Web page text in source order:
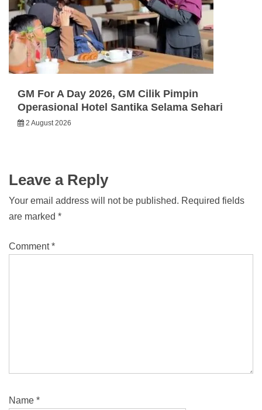
GM For A Day 2026, GM Cilik Pimpin
Operasional Hotel Santika Selama Sehari
2 August 2026
Leave a Reply
Your email address will not be published. Required fields
are marked *
Comment*
Name *